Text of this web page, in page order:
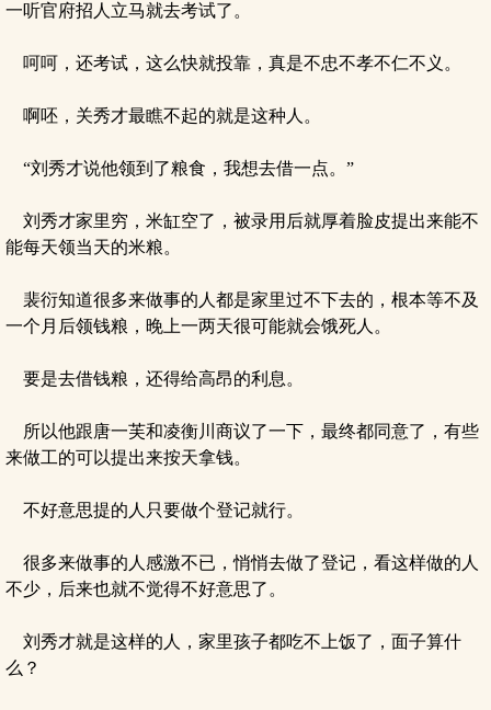
一听官府招人立马就去考试了。
呵呵，还考试，这么快就投靠，真是不忠不孝不仁不义。
啊呸，关秀才最瞧不起的就是这种人。
“刘秀才说他领到了粮食，我想去借一点。”
刘秀才家里穷，米缸空了，被录用后就厚着脸皮提出来能不
能每天领当天的米粮。
裴衍知道很多来做事的人都是家里过不下去的，根本等不及
一个月后领钱粮，晚上一两天很可能就会饿死人。
要是去借钱粮，还得给高昂的利息。
所以他跟唐一芙和凌衡川商议了一下，最终都同意了，有些
来做工的可以提出来按天拿钱。
不好意思提的人只要做个登记就行。
很多来做事的人感激不已，悄悄去做了登记，看这样做的人
不少，后来也就不觉得不好意思了。
刘秀才就是这样的人，家里孩子都吃不上饭了，面子算什
么？